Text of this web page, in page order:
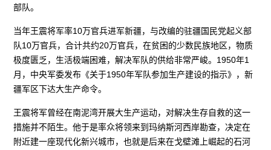
部队。
当年王震将军率10万官兵进军新疆，与改编的驻疆国民党起义部
队10万官兵，合计共约20万官兵，在贫困的少数民族地区，物质
极度匮乏，生活极端困难，解决军队的供给非常严峻。1950年1
月，中央军委发布《关于1950年军队参加生产建设的指示》，新
疆军区下达大生产命令。
王震将军曾经在南泥湾开展大生产运动，对解决生存自救的这一
措施并不陌生。他于是率众将领来到玛纳斯河西岸勘查，决定在
附近建一座现代化新兴城市，也就是后来在戈壁滩上崛起的石河